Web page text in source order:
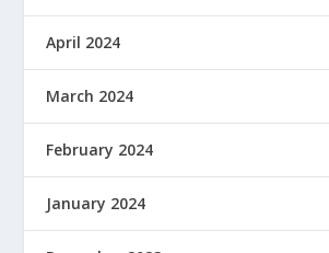
April 2024
March 2024
February 2024
January 2024